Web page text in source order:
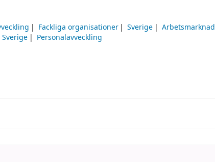
Fackliga organisationer Sverige
Arbetsmarknad
Sverige
Personalavveckling